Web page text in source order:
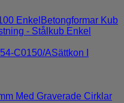
Betongformar Kub
- Stålkub Enkel
Sättkon I